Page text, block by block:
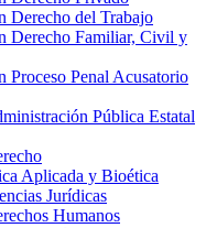
Derecho del Trabajo
Derecho Familiar, Civil y
Proceso Penal Acusatorio
Pública Estatal
Aplicada y Bioética
Jurídicas
Humanos